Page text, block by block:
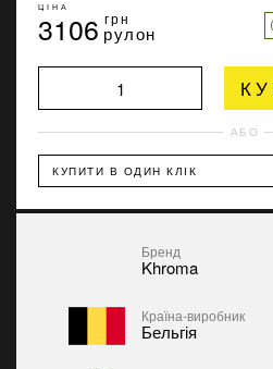
ЦІНА
3106 грн
рулон
АБО
КУПИТИ В ОДИН КЛІК
Бренд
Khroma
Країна-виробник
Бельгія